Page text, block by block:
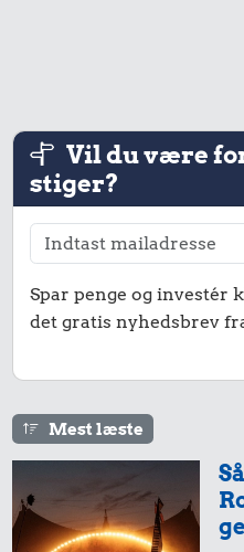
19 kr.
1 kg kartofler
Vil du være
stiger?
Spar penge og investér
det gratis nyhedsbrev
Mest læste